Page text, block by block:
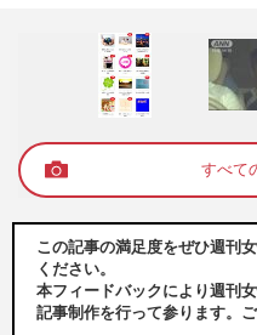
すべて
この記事の満足度をぜひ週刊
ください。
本フィードバックにより週刊
記事制作を行って参ります。